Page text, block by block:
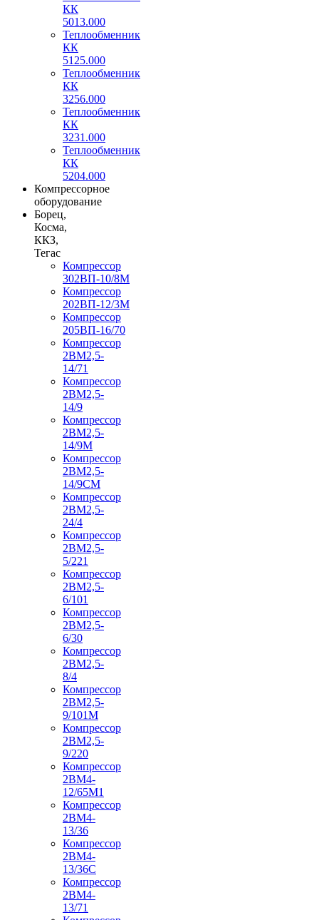
КК
5013.000
Теплообменник
КК
5125.000
Теплообменник
КК
3256.000
Теплообменник
КК
3231.000
Теплообменник
КК
5204.000
Компрессорное
оборудование
Борец,
Косма,
ККЗ,
Тегас
Компрессор
302ВП-10/8М
Компрессор
202ВП-12/3М
Компрессор
205ВП-16/70
Компрессор
2ВМ2,5-
14/71
Компрессор
2ВМ2,5-
14/9
Компрессор
2ВМ2,5-
14/9М
Компрессор
2ВМ2,5-
14/9СМ
Компрессор
2ВМ2,5-
24/4
Компрессор
2ВМ2,5-
5/221
Компрессор
2ВМ2,5-
6/101
Компрессор
2ВМ2,5-
6/30
Компрессор
2ВМ2,5-
8/4
Компрессор
2ВМ2,5-
9/101М
Компрессор
2ВМ2,5-
9/220
Компрессор
2ВМ4-
12/65М1
Компрессор
2ВМ4-
13/36
Компрессор
2ВМ4-
13/36С
Компрессор
2ВМ4-
13/71